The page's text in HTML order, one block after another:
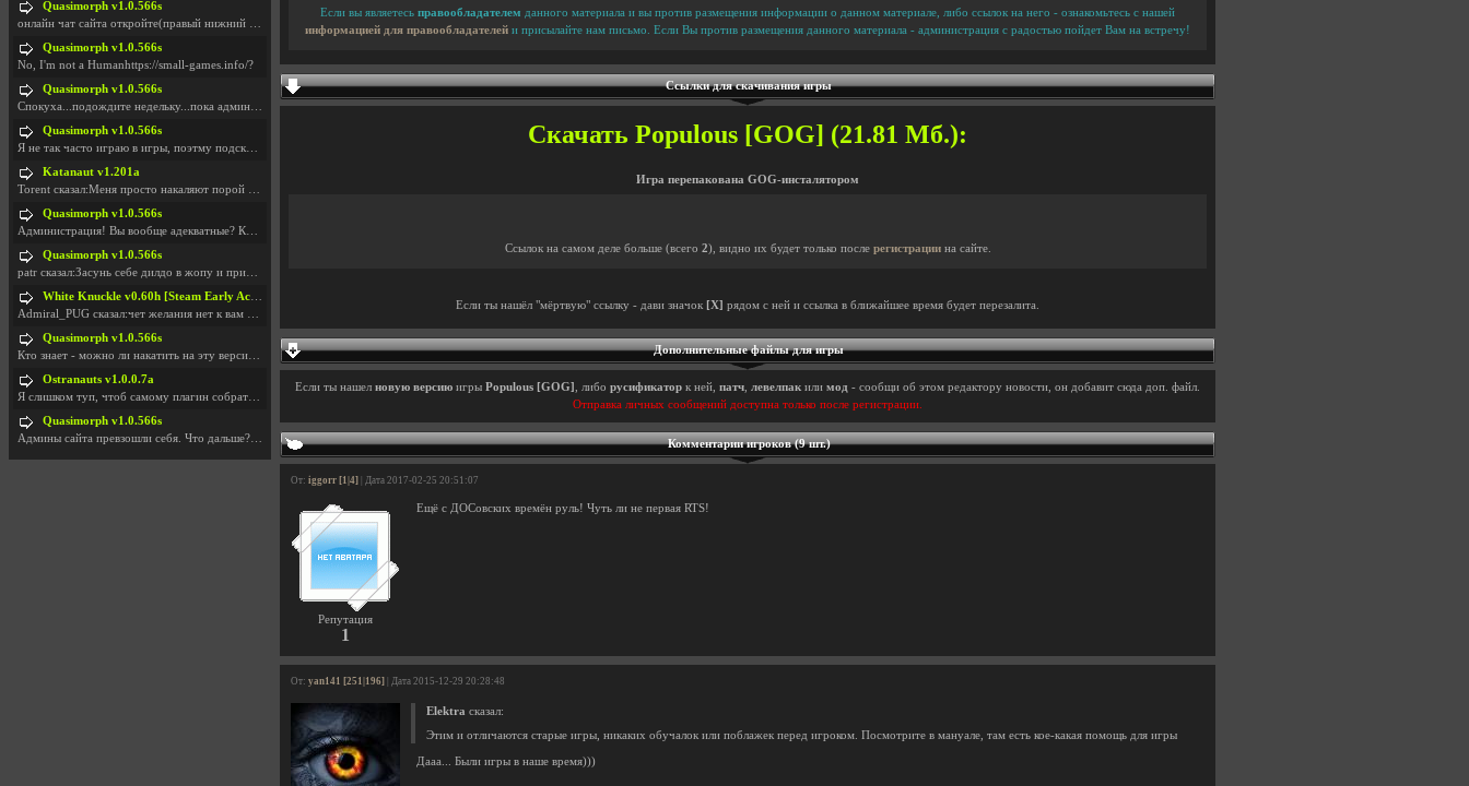
Если вы являетесь правообладателем данного материала и вы против размещения информации о данном материале, либо ссылок на него - ознакомьтесь с нашей
информацией для правообладателей и присылайте нам письмо. Если Вы против размещения данного материала - администрация с радостью пойдет Вам на встречу!
Ссылки для скачивания игры
Скачать Populous [GOG] (21.81 Мб.):
Игра перепакована GOG-инсталятором
Ссылок на самом деле больше (всего 2), видно их будет только после регистрациина сайте.
Если ты нашёл "мёртвую" ссылку - дави значок [X] рядом с ней и ссылка в ближайшее время будет перезалита.
Дополнительные файлы для игры
Если ты нашел новую версию игры Populous [GOG] , либо русификатор к ней, патч, левелпак или мод - сообщи об этом редактору новости, он добавит сюда доп. файл.
Отправка личных сообщений доступна только после регистрации.
Комментарии игроков (9 шт.)
От: iggorr [1|4] | Дата 2017-02-25 20:51:07
Репутация
1
Ещё с ДОСовских времён руль! Чуть ли не первая RTS!
От: yan141 [251|196] | Дата 2015-12-29 20:28:48
Elektra сказал:
Этим и отличаются старые игры, никаких обучалок или поблажек перед игроком. Посмотрите в мануале, там есть кое-какая помощь для игры
Дааа... Были игры в наше время)))
Quasimorph v1.0.566s
онлайн чат сайта откройте(правый нижний угол экран
Quasimorph v1.0.566s
No, I'm not a Humanhttps://small-games.info/?
Quasimorph v1.0.566s
Спокуха...подождите недельку...пока админов отпуст
Quasimorph v1.0.566s
Я не так часто играю в игры, поэтму подсказка про
Katanaut v1.201a
Torent сказал:Меня просто накаляют порой речи о то
Quasimorph v1.0.566s
Администрация! Вы вообще адекватные? Какие монетки
Quasimorph v1.0.566s
patr сказал:Засунь себе дилдо в жопу и пришли фотк
White Knuckle v0.60h [Steam Early Access]
Admiral_PUG сказал:чет желания нет к вам сюда захо
Quasimorph v1.0.566s
Кто знает - можно ли накатить на эту версию моды?
Ostranauts v1.0.0.7a
Я слишком туп, чтоб самому плагин собрать. И что-т
Quasimorph v1.0.566s
Админы сайта превзошли себя. Что дальше? Засунь се